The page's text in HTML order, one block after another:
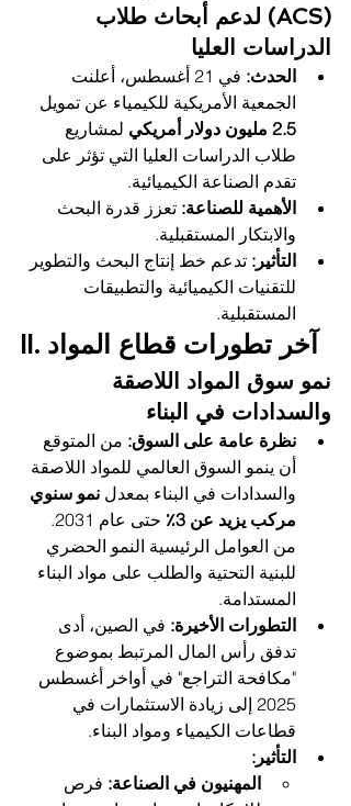
(ACS) لدعم أبحاث طلاب
الدراسات العليا
الحدث:
في 21 أغسطس، أعلنت
الجمعية الأمريكية للكيمياء عن تمويل
2.5 مليون دولار أمريكي
لمشاريع
طلاب الدراسات العليا التي تؤثر على
تقدم الصناعة الكيميائية.
الأهمية للصناعة: تعزز قدرة البحث
والابتكار المستقبلية.
التأثير: تدعم خط إنتاج البحث والتطوير
للتقنيات الكيميائية والتطبيقات
المستقبلية.
II. آخر تطورات قطاع المواد
نمو سوق المواد اللاصقة
والسدادات في البناء
نظرة عامة على السوق: من المتوقع
أن ينمو السوق العالمي للمواد اللاصقة
والسدادات في البناء بمعدل نمو سنوي
مركب يزيد عن 3٪
حتى عام 2031.
من العوامل الرئيسية النمو الحضري
للبنية التحتية والطلب على مواد البناء
المستدامة.
التطورات الأخيرة: في الصين، أدى
تدفق رأس المال المرتبط بموضوع
"مكافحة التراجع" في أواخر أغسطس
2025 إلى زيادة الاستثمارات في
قطاعات الكيمياء ومواد البناء.
التأثير:
المهنيون في الصناعة: فرص